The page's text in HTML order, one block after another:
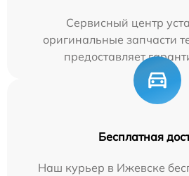
Сервисный центр
оригинальные запчасти
предоставляет
Бесплатная
Наш курьер в Ижевске